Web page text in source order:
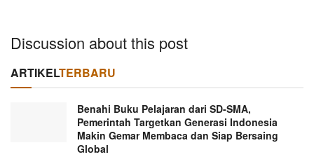
Discussion about this post
ARTIKELTERBARU
Benahi Buku Pelajaran dari SD-SMA,
Pemerintah Targetkan Generasi Indonesia
Makin Gemar Membaca dan Siap Bersaing
Global